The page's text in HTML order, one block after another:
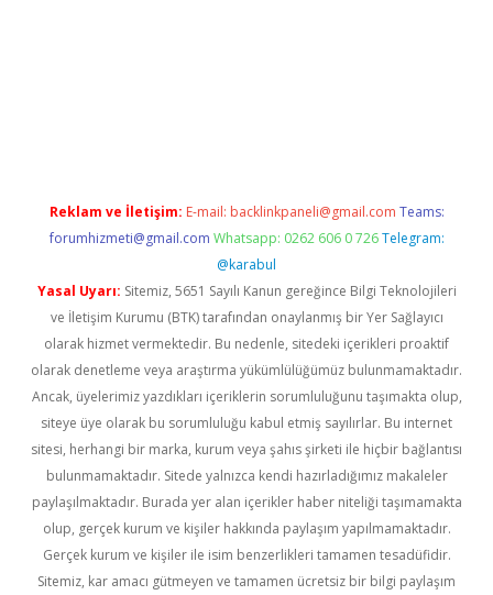
Reklam ve İletişim: E-mail: backlinkpaneli@gmail.com Teams:
forumhizmeti@gmail.com Whatsapp: 0262 606 0 726 Telegram:
@karabul
Yasal Uyarı: Sitemiz, 5651 Sayılı Kanun gereğince Bilgi Teknolojileri
ve İletişim Kurumu (BTK) tarafından onaylanmış bir Yer Sağlayıcı
olarak hizmet vermektedir. Bu nedenle, sitedeki içerikleri proaktif
olarak denetleme veya araştırma yükümlülüğümüz bulunmamaktadır.
Ancak, üyelerimiz yazdıkları içeriklerin sorumluluğunu taşımakta olup,
siteye üye olarak bu sorumluluğu kabul etmiş sayılırlar. Bu internet
sitesi, herhangi bir marka, kurum veya şahıs şirketi ile hiçbir bağlantısı
bulunmamaktadır. Sitede yalnızca kendi hazırladığımız makaleler
paylaşılmaktadır. Burada yer alan içerikler haber niteliği taşımamakta
olup, gerçek kurum ve kişiler hakkında paylaşım yapılmamaktadır.
Gerçek kurum ve kişiler ile isim benzerlikleri tamamen tesadüfidir.
Sitemiz, kar amacı gütmeyen ve tamamen ücretsiz bir bilgi paylaşım